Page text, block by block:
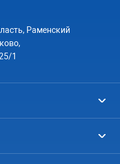
Раменский
1